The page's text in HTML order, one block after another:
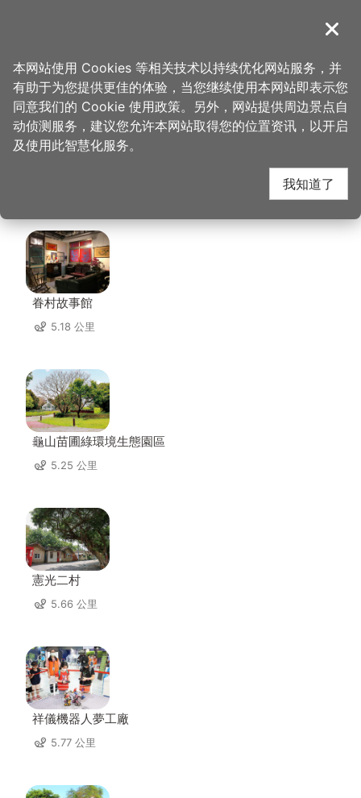
導覽
首页 > 想去的地方 > 美食、购物 > Chophouse 恰好食美式餐厅
Chophouse 恰好食美
式餐厅 周边景点
眷村故事館
5.18 公里
龜山苗圃綠環境生態園區
5.25 公里
憲光二村
5.66 公里
祥儀機器人夢工廠
5.77 公里
关闭
本网站使用 Cookies 等相关技术以持续优化网站服务，并
有助于为您提供更佳的体验，当您继续使用本网站即表示您
同意我们的 Cookie 使用政策。另外，网站提供周边景点自
动侦测服务，建议您允许本网站取得您的位置资讯，以开启
及使用此智慧化服务。
我知道了